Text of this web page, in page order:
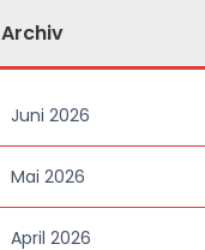
Archiv
Juni 2026
Mai 2026
April 2026